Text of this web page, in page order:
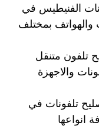
الفنيطيس في
والهواتف بمختلف
تلفون متنقل
والاجهزة
تلفونات في
انواعها